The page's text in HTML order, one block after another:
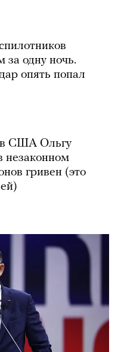
за одну ночь.
опять попал
в США Ольгу
незаконном
гривен (это